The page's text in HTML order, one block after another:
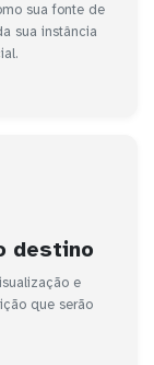
sua fonte de
sua instância
destino
e
que serão